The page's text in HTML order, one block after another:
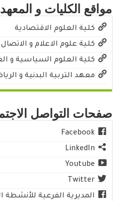
مواقع الكليات و المعهد
كلية العلوم الاقتصادية
كلية علوم الاعلام و الاتصال
كلية العلوم السياسية و
معهد التربية البدنية و
صفحات التواصل
Facebook
LinkedIn
Youtube
Twitter
المديرية الفرعية للأنشطة